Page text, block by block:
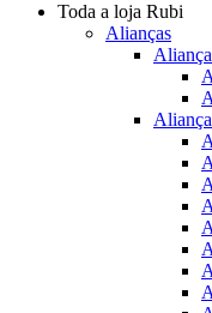
Toda a loja Rubi
Alianças